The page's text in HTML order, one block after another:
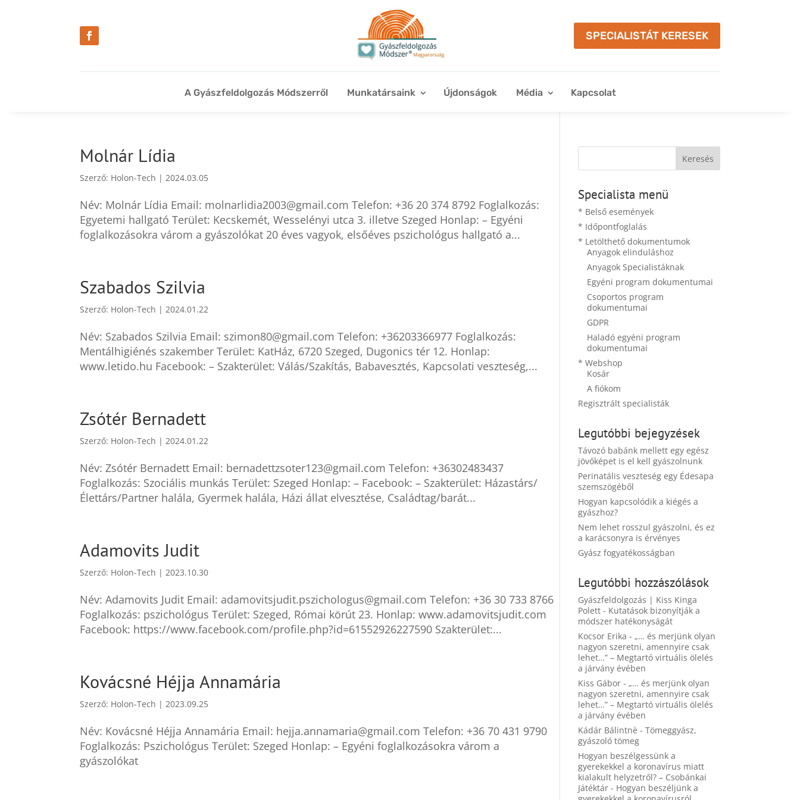
SPECIALISTÁT KERESEK
A Gyászfeldolgozás Módszerről Munkatársaink Újdonságok Média Kapcsolat
Molnár Lídia
Szerző: Holon-Tech |2024.03.05
Név: Molnár Lídia Email: molnarlidia2003@gmail.com Telefon: +36 20 374 8792 Foglalkozás:
Egyetemi hallgató Terület: Kecskemét, Wesselényi utca 3. illetve Szeged Honlap: – Egyéni
foglalkozásokra várom a gyászolókat 20 éves vagyok, elsőéves pszichológus hallgató a...
Szabados Szilvia
Szerző: Holon-Tech |2024.01.22
Név: Szabados Szilvia Email: szimon80@gmail.com Telefon: +36203366977 Foglalkozás:
Mentálhigiénés szakember Terület: KatHáz, 6720 Szeged, Dugonics tér 12. Honlap:
www.letido.hu Facebook: – Szakterület: Válás/Szakítás, Babavesztés, Kapcsolati veszteség,...
Zsótér Bernadett
Szerző: Holon-Tech |2024.01.22
Név: Zsótér Bernadett Email: bernadettzsoter123@gmail.com Telefon: +36302483437
Foglalkozás: Szociális munkás Terület: Szeged Honlap: – Facebook: – Szakterület: Házastárs/
Élettárs/Partner halála, Gyermek halála, Házi állat elvesztése, Családtag/barát...
Adamovits Judit
Szerző: Holon-Tech |2023.10.30
Név: Adamovits Judit Email: adamovitsjudit.pszichologus@gmail.com Telefon: +36 30 733 8766
Foglalkozás: pszichológus Terület: Szeged, Római körút 23. Honlap: www.adamovitsjudit.com
Facebook: https://www.facebook.com/profile.php?id=61552926227590 Szakterület:...
Kovácsné Héjja Annamária
Szerző: Holon-Tech |2023.09.25
Név: Kovácsné Héjja Annamária Email: hejja.annamaria@gmail.com Telefon: +36 70 431 9790
Foglalkozás: Pszichológus Terület: Szeged Honlap: – Egyéni foglalkozásokra várom a
gyászolókat
Specialista menü
* Belső események
* Időpontfoglalás
* Letölthető dokumentumok
Anyagok elinduláshoz
Anyagok Specialistáknak
Egyéni program dokumentumai
Csoportos program
dokumentumai
GDPR
Haladó egyéni program
dokumentumai
* Webshop
Kosár
A fiókom
Regisztrált specialisták
Legutóbbi bejegyzések
Távozó babánk mellett egy egész
jövőképet is el kell gyászolnunk
Perinatális veszteség egy Édesapa
szemszögéből
Hogyan kapcsolódik a kiégés a
gyászhoz?
Nem lehet rosszul gyászolni, és ez
a karácsonyra is érvényes
Gyász fogyatékosságban
Legutóbbi hozzászólások
Gyászfeldolgozás | Kiss Kinga
Polett- Kutatások bizonyítják a
módszer hatékonyságát
Kocsor Erika - „… és merjünk olyan
nagyon szeretni, amennyire csak
lehet…” – Megtartó virtuális ölelés
a járvány évében
Kiss Gábor- „… és merjünk olyan
nagyon szeretni, amennyire csak
lehet…” – Megtartó virtuális ölelés
a járvány évében
Kádár Bálintnè - Tömeggyász,
gyászoló tömeg
Hogyan beszélgessünk a
gyerekekkel a koronavírus miatt
kialakult helyzetről? – Csobánkai
Játéktár- Hogyan beszéljünk a